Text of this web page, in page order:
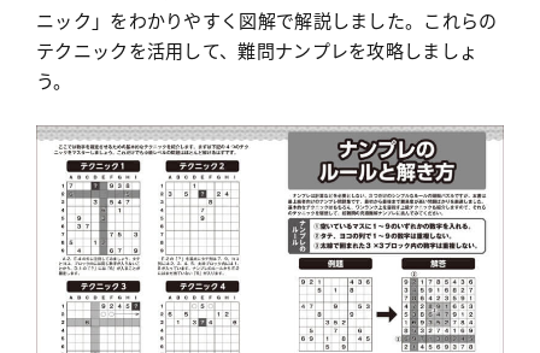
ニック」をわかりやすく図解で解説しました。これらの
テクニックを活用して、難問ナンプレを攻略しましょ
う。